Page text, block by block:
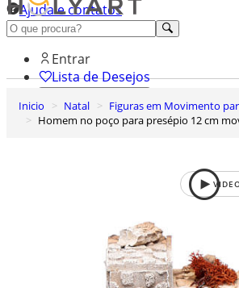
Ajuda e contatos
Conheça premium
Entrar
Lista de Desejos
Carrinho de Compras
Inicio Natal
Figuras em Movimento
Homem no poço para presépio 12 cm